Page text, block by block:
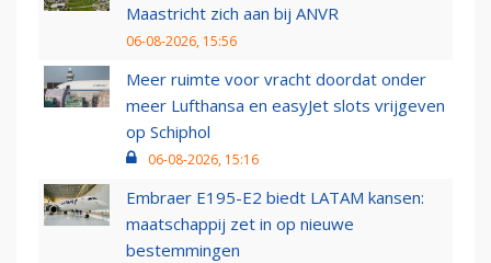
Maastricht zich aan bij ANVR
06-08-2026, 15:56
Meer ruimte voor vracht doordat onder
meer Lufthansa en easyJet slots vrijgeven
op Schiphol
06-08-2026, 15:16
Embraer E195-E2 biedt LATAM kansen:
maatschappij zet in op nieuwe
bestemmingen